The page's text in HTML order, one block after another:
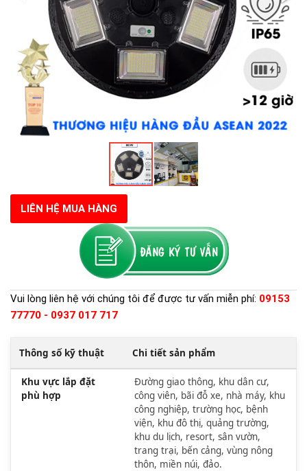
LIÊN HỆ MUA HÀNG
Vui lòng liên hệ với chúng tôi để được tư vấn miễn phí: 09153
77770 - 0937 017 717
Thông số kỹ thuật Chi tiết sản phẩm
Khu vực lắp đặt
phù hợp
Đường giao thông, khu dân cư,
công viên, bãi đỗ xe, nhà máy, khu
công nghiệp, trường học, bệnh
viện, khu đô thị, quảng trường,
khu du lịch, resort, sân vườn,
trang trại, bến cảng, vùng nông
thôn, miền núi, đảo.